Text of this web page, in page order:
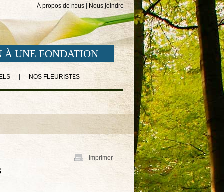
À propos de nous Nous joindre
À UNE FONDATION
NOS FLEURISTES
Imprimer